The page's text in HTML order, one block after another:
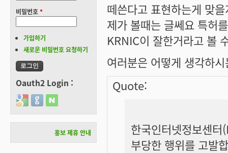
떼쓴다고 표현하는게 맞
제가 볼때는 글쎄요 특허
KRNIC이 잘한거라고 볼
여러분은 어떻게 생각하
Quote:
한국인터넷정보센
부당한 행위를 고발
비밀번호*
가입하기
새로운 비밀번호 요청하기
Oauth2 Login :
Login with Google
Login with GitHub
Login with Naver
홍보 제휴 안내